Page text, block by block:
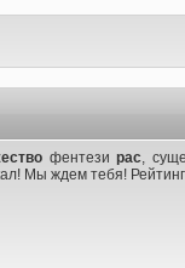
фентезирас,
Мы ждем тебя!